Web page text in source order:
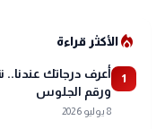
local_fire_departmentالأكثر قراءة
1
ورقم الجلوس
8 يوليو 2026